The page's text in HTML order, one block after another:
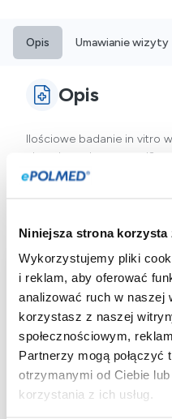
Niniejsza strona
Wykorzystujemy pliki
i reklam, aby oferować
analizować ruch w naszej
korzystasz z naszej
społecznościowym,
Partnerzy mogą
otrzymanymi od Ciebie
korzystania z ich usług.
Opis Umawianie wizyty
Opis
Ilościowe badanie in vitro
ekstraktu toksyny osy, I3,
specyficznych wobec
Aplikacja
Wygodne
wizyt;
Wyniki badań